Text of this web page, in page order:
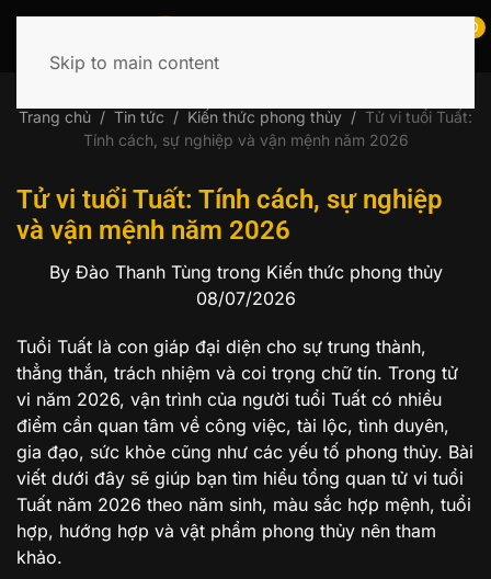
Skip to main content
Tìm
0
Trang chủ Tin tức Kiến thức phong thủy
Tử vi tuổi Tuất:
Tính cách, sự nghiệp và vận mệnh năm 2026
Tử vi tuổi Tuất: Tính cách, sự nghiệp
và vận mệnh năm 2026
By Đào Thanh Tùng trong Kiến thức phong thủy
08/07/2026
Tuổi Tuất là con giáp đại diện cho sự trung thành,
thẳng thắn, trách nhiệm và coi trọng chữ tín. Trong tử
vi năm 2026, vận trình của người tuổi Tuất có nhiều
điểm cần quan tâm về công việc, tài lộc, tình duyên,
gia đạo, sức khỏe cũng như các yếu tố phong thủy. Bài
viết dưới đây sẽ giúp bạn tìm hiểu tổng quan tử vi tuổi
Tuất năm 2026 theo năm sinh, màu sắc hợp mệnh, tuổi
hợp, hướng hợp và vật phẩm phong thủy nên tham
khảo.